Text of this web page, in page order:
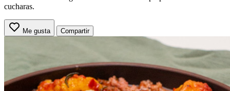
cucharas.
Me gusta Compartir